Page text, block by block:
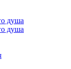
душа
душа